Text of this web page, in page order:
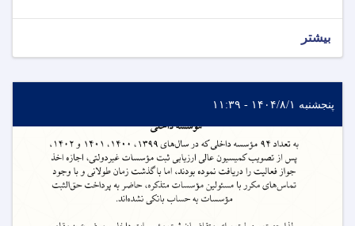
بیشتر
پنجشنبه ۱۴۰۴/۸/۱ - ۱۱:۳۹